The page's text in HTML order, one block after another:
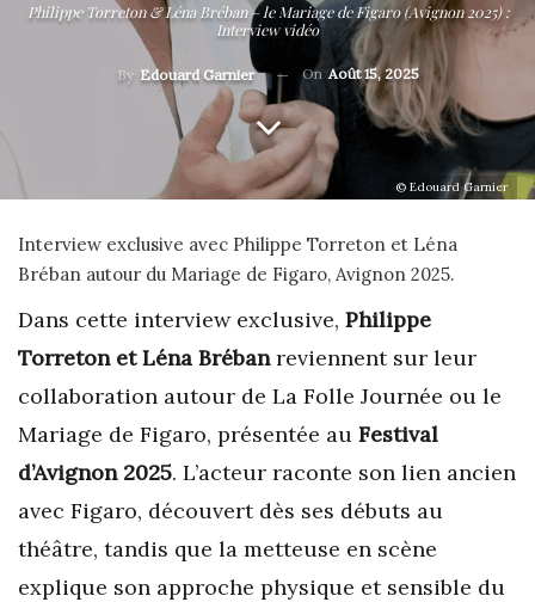
Philippe Torreton & Léna Bréban – le Mariage de Figaro (Avignon 2025) :
Interview vidéo
By Edouard Garnier On Août 15, 2025
© Edouard Garnier
Interview exclusive avec Philippe Torreton et Léna
Bréban autour du Mariage de Figaro, Avignon 2025.
Dans cette interview exclusive, Philippe
Torreton et Léna Brébanreviennent sur leur
collaboration autour de La Folle Journée ou le
Mariage de Figaro, présentée au Festival
d’Avignon 2025. L’acteur raconte son lien ancien
avec Figaro, découvert dès ses débuts au
théâtre, tandis que la metteuse en scène
explique son approche physique et sensible du